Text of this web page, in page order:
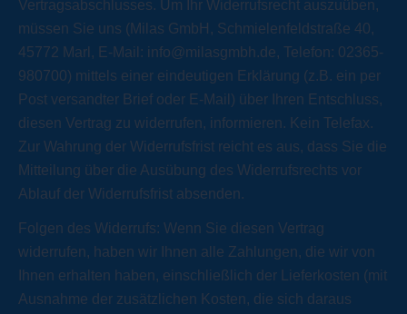
Vertragsabschlusses. Um Ihr Widerrufsrecht auszuüben,
müssen Sie uns (Milas GmbH, Schmielenfeldstraße 40,
45772 Marl, E-Mail: info@milasgmbh.de, Telefon: 02365-
980700) mittels einer eindeutigen Erklärung (z.B. ein per
Post versandter Brief oder E-Mail) über Ihren Entschluss,
diesen Vertrag zu widerrufen, informieren. Kein Telefax.
Zur Wahrung der Widerrufsfrist reicht es aus, dass Sie die
Mitteilung über die Ausübung des Widerrufsrechts vor
Ablauf der Widerrufsfrist absenden.
Folgen des Widerrufs: Wenn Sie diesen Vertrag
widerrufen, haben wir Ihnen alle Zahlungen, die wir von
Ihnen erhalten haben, einschließlich der Lieferkosten (mit
Ausnahme der zusätzlichen Kosten, die sich daraus